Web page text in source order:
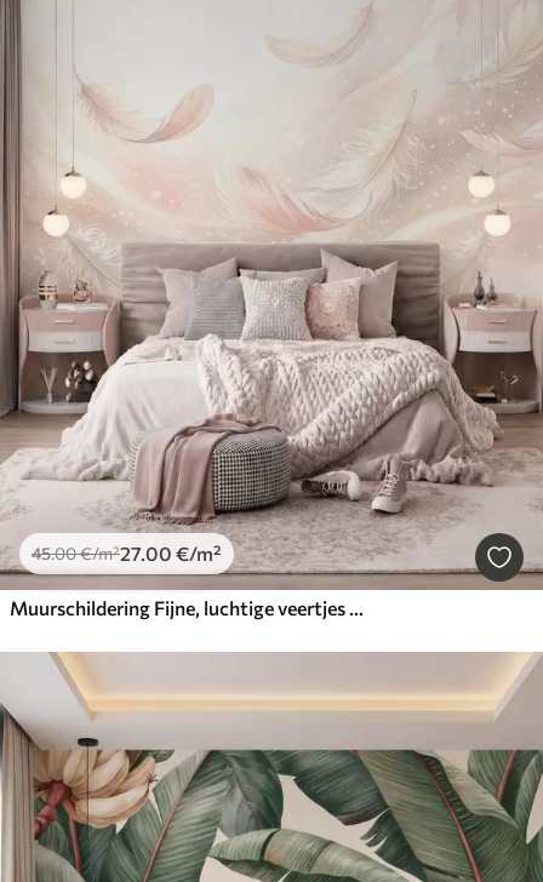
45.00€/m²27.00 €/m²
Muurschildering Fijne, luchtige veertjes in een perzikroze waas met een glans